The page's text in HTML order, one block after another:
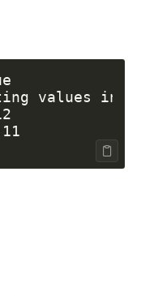
values int